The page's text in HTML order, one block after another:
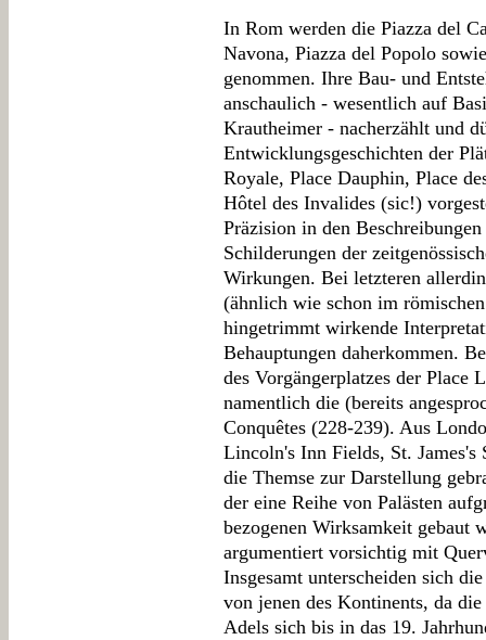
In Rom werden die Piazza del
Navona, Piazza del Popolo
genommen. Ihre Bau- und
anschaulich - wesentlich auf
Krautheimer - nacherzählt und
Entwicklungsgeschichten der
Royale, Place Dauphin, Place
Hôtel des Invalides (sic!)
Präzision in den
Schilderungen der
Wirkungen. Bei letzteren
(ähnlich wie schon im
hingetrimmt wirkende
Behauptungen daherkommen.
des Vorgängerplatzes der Place
namentlich die (bereits
Conquêtes (228-239). Aus
Lincoln's Inn Fields, St. James's
die Themse zur Darstellung
der eine Reihe von Palästen
bezogenen Wirksamkeit gebaut
argumentiert vorsichtig mit
Insgesamt unterscheiden sich
von jenen des Kontinents, da
Adels sich bis in das 19.